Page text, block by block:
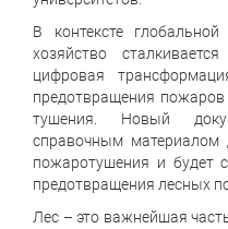
В контексте
хозяйство
цифровая
предотвращения
тушения. Новый
справочным материалом
пожаротушения и будет
предотвращения лесных
Лес – это важнейшая